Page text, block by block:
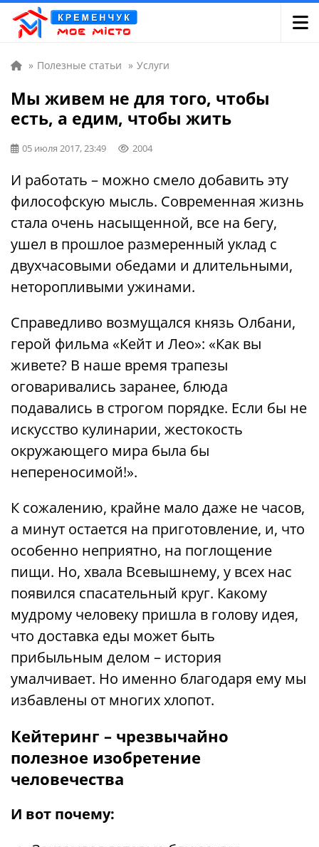
» Полезные статьи » Услуги
Мы живем не для того, чтобы
есть, а едим, чтобы жить
05 июля 2017, 23:49 2004
И работать – можно смело добавить эту
философскую мысль. Современная жизнь
стала очень насыщенной, все на бегу,
ушел в прошлое размеренный уклад с
двухчасовыми обедами и длительными,
неторопливыми ужинами.
Справедливо возмущался князь Олбани,
герой фильма «Кейт и Лео»: «Как вы
живете? В наше время трапезы
оговаривались заранее, блюда
подавались в строгом порядке. Если бы не
искусство кулинарии, жестокость
окружающего мира была бы
непереносимой!».
К сожалению, крайне мало даже не часов,
а минут остается на приготовление, и, что
особенно неприятно, на поглощение
пищи. Но, хвала Всевышнему, у всех нас
появился спасательный круг. Какому
мудрому человеку пришла в голову идея,
что доставка еды может быть
прибыльным делом – история
умалчивает. Но именно благодаря ему мы
избавлены от многих хлопот.
Кейтеринг – чрезвычайно
полезное изобретение
человечества
И вот почему: